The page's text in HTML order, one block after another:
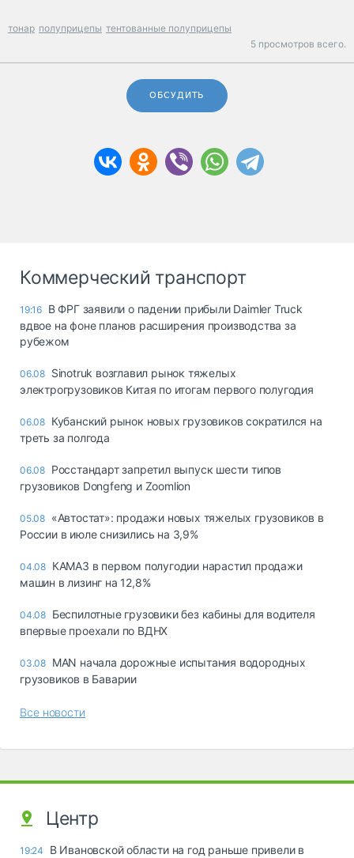
тонар полуприцепы тентованные полуприцепы
5 просмотров всего.
ОБСУДИТЬ
Коммерческий транспорт
19:16 В ФРГ заявили о падении прибыли Daimler Truck
вдвое на фоне планов расширения производства за
рубежом
06.08 Sinotruk возглавил рынок тяжелых
электрогрузовиков Китая по итогам первого полугодия
06.08 Кубанский рынок новых грузовиков сократился на
треть за полгода
06.08 Росстандарт запретил выпуск шести типов
грузовиков Dongfeng и Zoomlion
05.08 «Автостат»: продажи новых тяжелых грузовиков в
России в июле снизились на 3,9%
04.08 КАМАЗ в первом полугодии нарастил продажи
машин в лизинг на 12,8%
04.08 Беспилотные грузовики без кабины для водителя
впервые проехали по ВДНХ
03.08 MAN начала дорожные испытания водородных
грузовиков в Баварии
Все новости
Центр
19:24
В Ивановской области на год раньше привели в